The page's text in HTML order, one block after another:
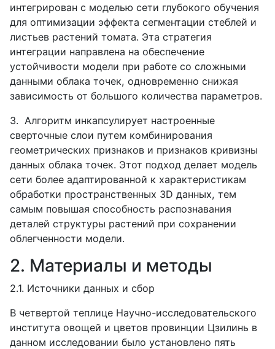
интегрирован с моделью сети глубокого обучения
для оптимизации эффекта сегментации стеблей и
листьев растений томата. Эта стратегия
интеграции направлена на обеспечение
устойчивости модели при работе со сложными
данными облака точек, одновременно снижая
зависимость от большого количества параметров.
3. Алгоритм инкапсулирует настроенные
сверточные слои путем комбинирования
геометрических признаков и признаков кривизны
данных облака точек. Этот подход делает модель
сети более адаптированной к характеристикам
обработки пространственных 3D данных, тем
самым повышая способность распознавания
деталей структуры растений при сохранении
облегченности модели.
2. Материалы и методы
2.1. Источники данных и сбор
В четвертой теплице Научно-исследовательского
института овощей и цветов провинции Цзилинь в
данном исследовании было установлено пять